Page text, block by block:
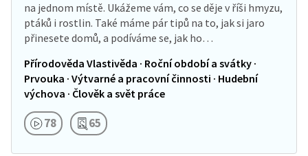
na jednom místě. Ukážeme vám, co se děje v říši hmyzu,
ptáků i rostlin. Také máme pár tipů na to, jak si jaro
přinesete domů, a podíváme se, jak ho…
Přírodověda Vlastivěda · Roční období a svátky ·
Prvouka · Výtvarné a pracovní činnosti · Hudební
výchova · Člověk a svět práce
78 65